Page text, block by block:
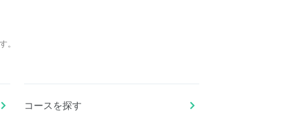
。
コースを探す